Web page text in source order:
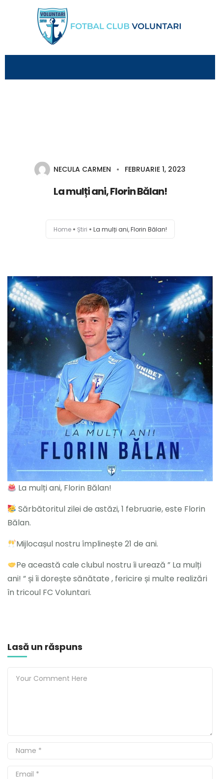
NECULA CARMEN FEBRUARIE 1, 2023
La mulți ani, Florin Bălan!
Home Știri La mulți ani, Florin Bălan!
La mulți ani, Florin Bălan!
Sărbătoritul zilei de astăzi, 1 februarie, este Florin
Bălan.
Mijlocașul nostru împlinește 21 de ani.
Pe această cale clubul nostru îi urează ” La mulți
ani! ” și îi dorește sănătate , fericire și multe realizări
în tricoul FC Voluntari.
Lasă un răspuns